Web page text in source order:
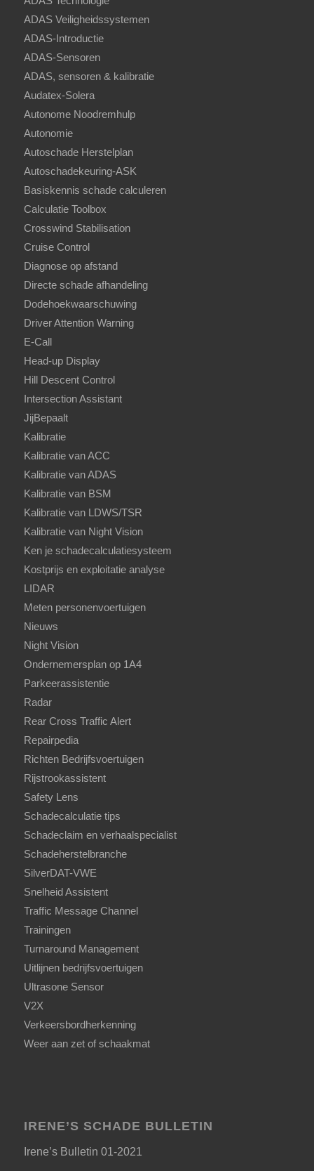
ADAS Veiligheidssystemen
ADAS-Introductie
ADAS-Sensoren
ADAS, sensoren & kalibratie
Audatex-Solera
Autonome Noodremhulp
Autonomie
Autoschade Herstelplan
Autoschadekeuring-ASK
Basiskennis schade calculeren
Calculatie Toolbox
Crosswind Stabilisation
Cruise Control
Diagnose op afstand
Directe schade afhandeling
Dodehoekwaarschuwing
Driver Attention Warning
E-Call
Head-up Display
Hill Descent Control
Intersection Assistant
JijBepaalt
Kalibratie
Kalibratie van ACC
Kalibratie van ADAS
Kalibratie van BSM
Kalibratie van LDWS/TSR
Kalibratie van Night Vision
Ken je schadecalculatiesysteem
Kostprijs en exploitatie analyse
LIDAR
Meten personenvoertuigen
Nieuws
Night Vision
Ondernemersplan op 1A4
Parkeerassistentie
Radar
Rear Cross Traffic Alert
Repairpedia
Richten Bedrijfsvoertuigen
Rijstrookassistent
Safety Lens
Schadecalculatie tips
Schadeclaim en verhaalspecialist
Schadeherstelbranche
SilverDAT-VWE
Snelheid Assistent
Traffic Message Channel
Trainingen
Turnaround Management
Uitlijnen bedrijfsvoertuigen
Ultrasone Sensor
V2X
Verkeersbordherkenning
Weer aan zet of schaakmat
IRENE’S SCHADE BULLETIN
Irene’s Bulletin 01-2021